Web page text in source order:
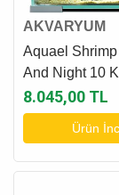
AKVARYUM
Aquael
And Night 10
Akvaryum 10 L
8.045,00 TL
Ürün